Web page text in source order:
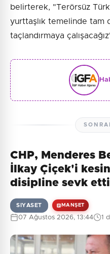
belirterek, "Terörsüz
yurttaşlık temelinde tam
taçlandırmaya
CHP, Menderes
İlkay Çiçek'i
disipline sevk etti
SIYASET MANŞET
07 Ağustos 2026, 13:44 1